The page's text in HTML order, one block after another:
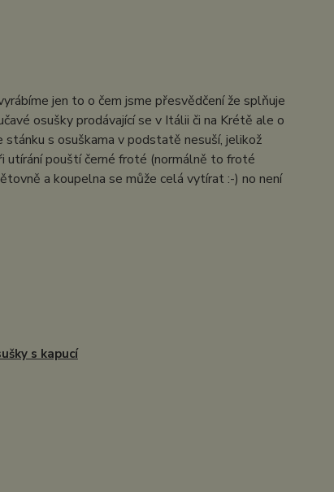
jen to o čem jsme přesvědčení že splňuje
osušky prodávající se v Itálii či na Krétě ale o
s osuškama v podstatě nesuší, jelikož
utírání pouští černé froté (normálně to froté
a koupelna se může celá vytírat :-) no není
s kapucí